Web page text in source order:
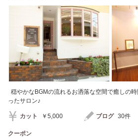
穏やかなBGMの流れるお洒落な空間で癒しの
ったサロン♪
カット ￥5,000 ブログ 30件
クーポン